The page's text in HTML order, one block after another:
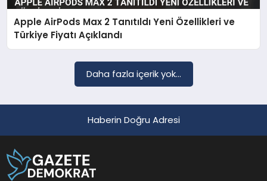
Apple AirPods Max 2 Tanıtıldı Yeni Özellikleri ve
Türkiye Fiyatı Açıklandı
Daha fazla içerik yok...
Haberin Doğru Adresi